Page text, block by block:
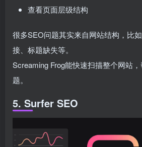
查看页面层级结构
很多SEO问题其实来自网站结构，比
接、标题缺失等。
Screaming Frog能快速扫描整个网站
题。
5. Surfer SEO